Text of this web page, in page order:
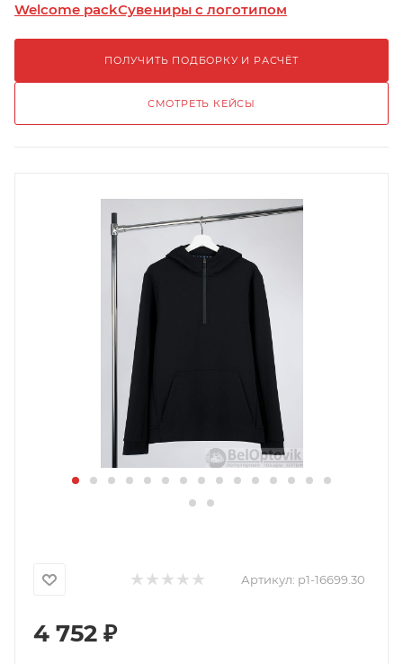
Welcome packСувениры с логотипом
ПОЛУЧИТЬ ПОДБОРКУ И РАСЧЁТ
СМОТРЕТЬ КЕЙСЫ
Артикул: p1-16699.30
4 752 ₽